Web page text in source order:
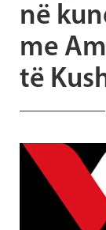
në
me
të